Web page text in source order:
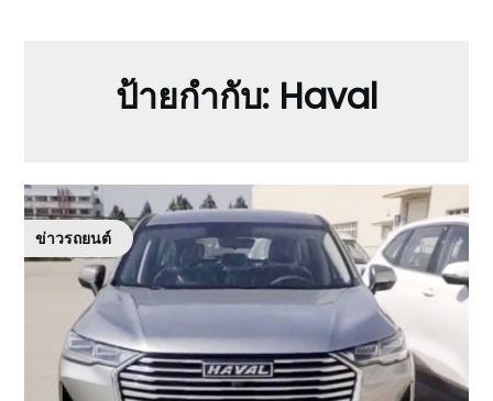
ป้ายกำกับ: Haval
ข่าวรถยนต์